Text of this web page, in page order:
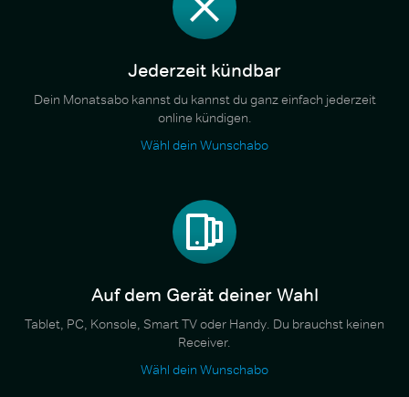
Jederzeit kündbar
Dein Monatsabo kannst du kannst du ganz einfach jederzeit
online kündigen.
Wähl dein Wunschabo
Auf dem Gerät deiner Wahl
Tablet, PC, Konsole, Smart TV oder Handy. Du brauchst keinen
Receiver.
Wähl dein Wunschabo